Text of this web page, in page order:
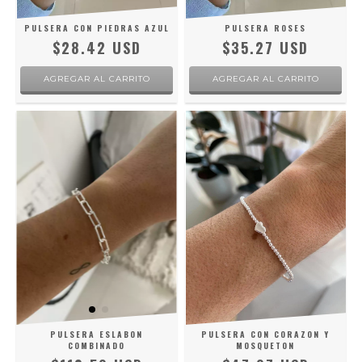
PULSERA CON PIEDRAS AZUL
$28.42 USD
PULSERA ROSES
$35.27 USD
PULSERA ESLABON
COMBINADO
PULSERA CON CORAZON Y
MOSQUETON